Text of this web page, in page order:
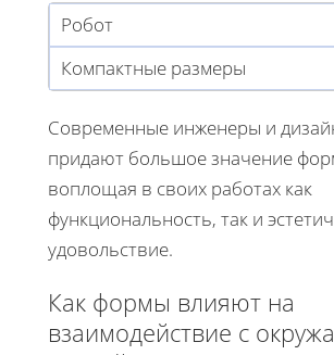
Робот
Компактные размеры
Современные инженеры и
придают большое значение
воплощая в своих работах как
функциональность, так и
удовольствие.
Как формы влияют на
взаимодействие с